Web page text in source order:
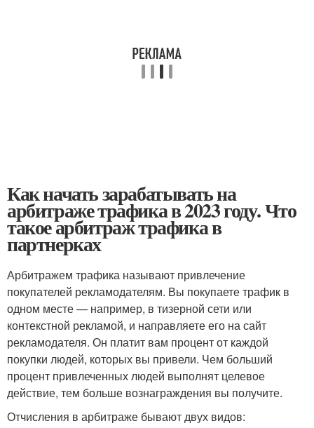
Как начать зарабатывать на
арбитраже трафика в 2023 году. Что
такое арбитраж трафика в
партнерках
Арбитражем трафика называют привлечение
покупателей рекламодателям. Вы покупаете трафик в
одном месте — например, в тизерной сети или
контекстной рекламой, и направляете его на сайт
рекламодателя. Он платит вам процент от каждой
покупки людей, которых вы привели. Чем больший
процент привлеченных людей выполнят целевое
действие, тем больше вознаграждения вы получите.
Отчисления в арбитраже бывают двух видов: